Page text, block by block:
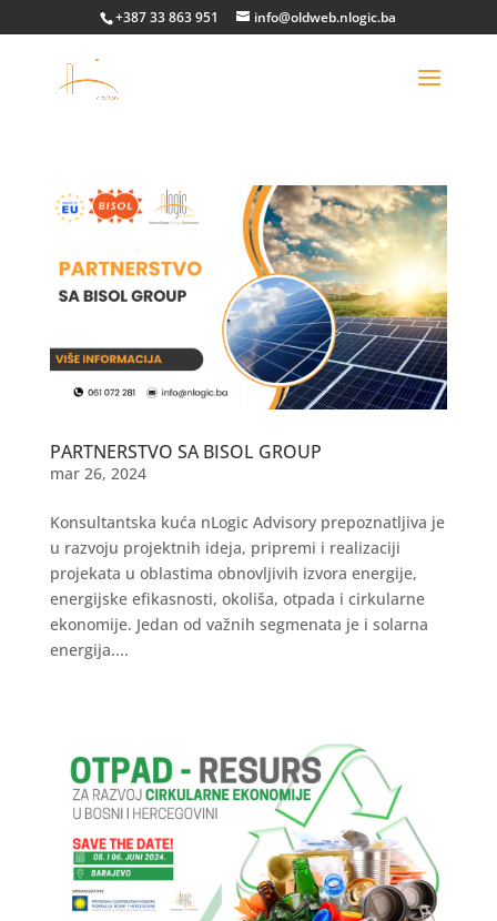
+387 33 863 951 info@oldweb.nlogic.ba
PARTNERSTVO SA BISOL GROUP
mar 26, 2024
Konsultantska kuća nLogic Advisory prepoznatljiva je
u razvoju projektnih ideja, pripremi i realizaciji
projekata u oblastima obnovljivih izvora energije,
energijske efikasnosti, okoliša, otpada i cirkularne
ekonomije. Jedan od važnih segmenata je i solarna
energija....